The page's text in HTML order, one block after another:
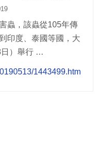
蟲，該蟲從105年傳
印度、泰國等國，大
日）舉行 …
1443499.htm